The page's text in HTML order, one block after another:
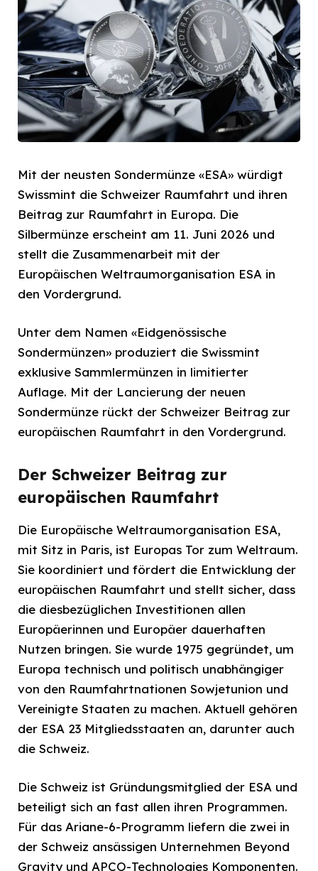
Mit der neusten Sondermünze «ESA» würdigt
Swissmint die Schweizer Raumfahrt und ihren
Beitrag zur Raumfahrt in Europa. Die
Silbermünze erscheint am 11. Juni 2026 und
stellt die Zusammenarbeit mit der
Europäischen Weltraumorganisation ESA in
den Vordergrund.
Unter dem Namen «Eidgenössische
Sondermünzen» produziert die Swissmint
exklusive Sammlermünzen in limitierter
Auflage. Mit der Lancierung der neuen
Sondermünze rückt der Schweizer Beitrag zur
europäischen Raumfahrt in den Vordergrund.
Der Schweizer Beitrag zur
europäischen Raumfahrt
Die Europäische Weltraumorganisation ESA,
mit Sitz in Paris, ist Europas Tor zum Weltraum.
Sie koordiniert und fördert die Entwicklung der
europäischen Raumfahrt und stellt sicher, dass
die diesbezüglichen Investitionen allen
Europäerinnen und Europäer dauerhaften
Nutzen bringen. Sie wurde 1975 gegründet, um
Europa technisch und politisch unabhängiger
von den Raumfahrtnationen Sowjetunion und
Vereinigte Staaten zu machen. Aktuell gehören
der ESA 23 Mitgliedsstaaten an, darunter auch
die Schweiz.
Die Schweiz ist Gründungsmitglied der ESA und
beteiligt sich an fast allen ihren Programmen.
Für das Ariane-6-Programm liefern die zwei in
der Schweiz ansässigen Unternehmen Beyond
Gravity und APCO-Technologies Komponenten.